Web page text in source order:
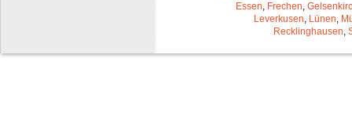
Essen, Frechen,
Leverkusen, Lünen,
Recklinghausen,